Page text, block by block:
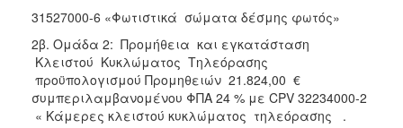
31527000-6 «Φωτιστικά σώματα δέσμης φωτός»
2β. Ομάδα 2: Προμήθεια και εγκατάσταση
Κλειστού Κυκλώματος Τηλεόρασης
προϋπολογισμού Προμηθειών 21.824,00 €
συμπεριλαμβανομένου ΦΠΑ 24 % με CPV 32234000-2
« Κάμερες κλειστού κυκλώματος τηλεόρασης .